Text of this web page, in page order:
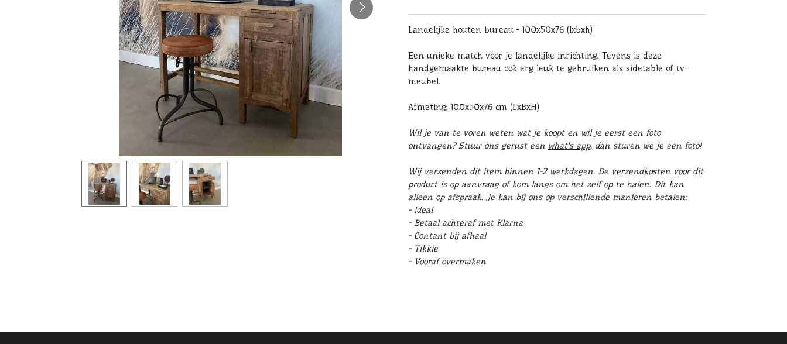
Landelijke houten bureau - 100x50x76 (lxbxh)
Een unieke match voor je landelijke inrichting. Tevens is deze
handgemaakte bureau ook erg leuk te gebruiken als sidetable of tv-
meubel.
Afmeting: 100x50x76 cm (LxBxH)
Wil je van te voren weten wat je koopt en wil je eerst een foto
ontvangen? Stuur ons gerust een what's app, dan sturen we je een foto!
Wij verzenden dit item binnen 1-2 werkdagen. De verzendkosten voor dit
product is op aanvraag of kom langs om het zelf op te halen. Dit kan
alleen op afspraak. Je kan bij ons op verschillende manieren betalen:
- Ideal
- Betaal achteraf met Klarna
- Contant bij afhaal
- Tikkie
- Vooraf overmaken